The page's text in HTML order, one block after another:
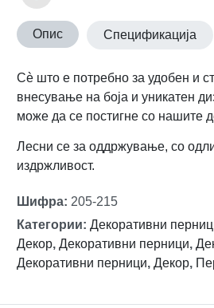
Опис Спецификација
Сè што е потребно за удобен и
внесување на боја и уникатен
може да се постигне со нашите
Лесни се за оддржување, со
издржливост.
Шифра: 205-215
Категории: Декоративни
Декор, Декоративни перници,
Декоративни перници, Декор,